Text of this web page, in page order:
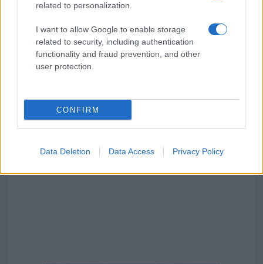
related to personalization.
I want to allow Google to enable storage
related to security, including authentication
functionality and fraud prevention, and other
user protection.
CONFIRM
Data Deletion Data Access Privacy Policy